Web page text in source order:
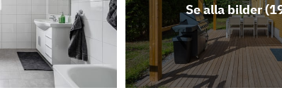
Se alla bilder (